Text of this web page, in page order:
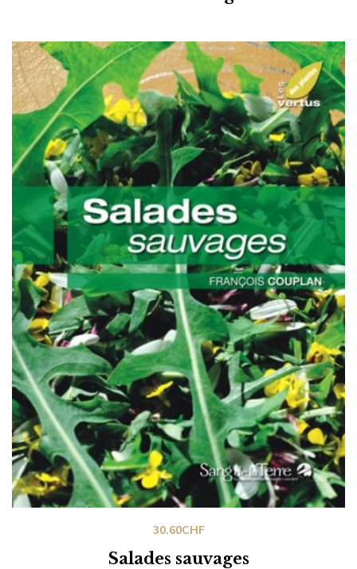
153.60CHF.78.00CHF.
Salades sauvages
30.60CHF